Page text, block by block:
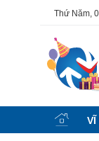
Thứ Năm,
VĨ
Tính